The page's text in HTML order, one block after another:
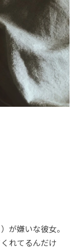
が嫌いな彼女。
れてるんだけ